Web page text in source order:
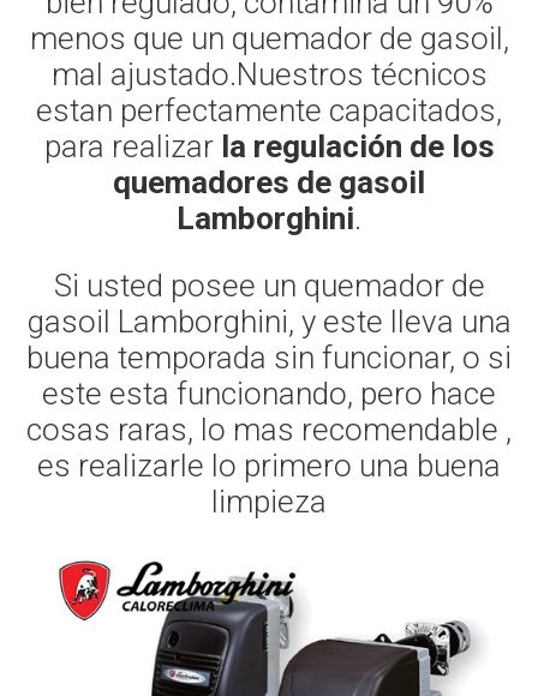
menos que un quemador de gasoil,
mal ajustado.Nuestros técnicos
estan perfectamente capacitados,
para realizar la regulación de los
quemadores de gasoil
Lamborghini.
Si usted posee un quemador de
gasoil Lamborghini, y este lleva una
buena temporada sin funcionar, o si
este esta funcionando, pero hace
cosas raras, lo mas recomendable ,
es realizarle lo primero una buena
limpieza